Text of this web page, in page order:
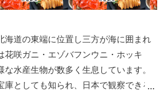
海道の東端に位置し三方が海に囲まれ
花咲ガニ・エゾバフンウニ・ホッキ
水産生物が数多く生息しています。
としても知られ、日本で観察できる